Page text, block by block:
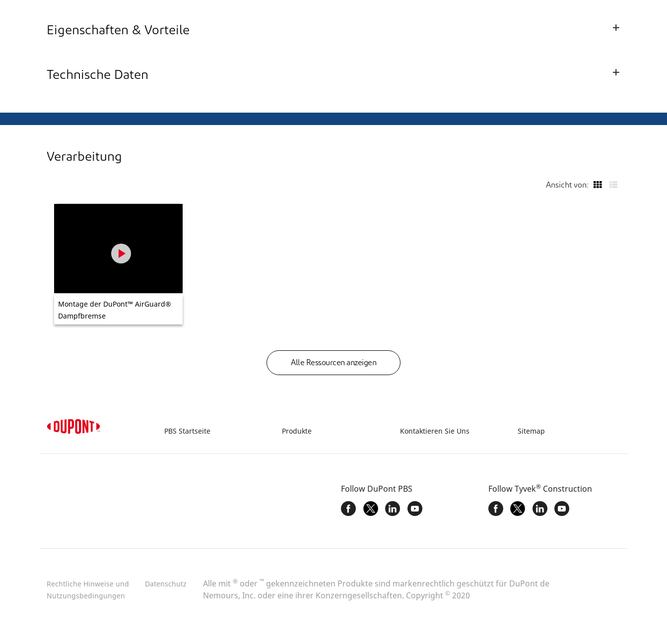
Eigenschaften & Vorteile
Technische Daten
Verarbeitung
Ansicht von:
Montage der DuPont™ AirGuard®
Dampfbremse
Alle Ressourcen anzeigen
PBS Startseite Produkte Kontaktieren Sie Uns Sitemap
Follow DuPont PBS Follow Tyvek®Construction
Rechtliche Hinweise und
Nutzungsbedingungen
Datenschutz Alle mit® oder™ gekennzeichneten Produkte sind markenrechtlich geschützt für DuPont de
Nemours, Inc. oder eine ihrer Konzerngesellschaften. Copyright© 2020